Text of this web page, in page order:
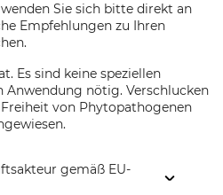
Sie sich bitte direkt an
Empfehlungen zu Ihren
Es sind keine speziellen
Anwendung nötig. Verschlucken
von Phytopathogenen
gemäß EU-